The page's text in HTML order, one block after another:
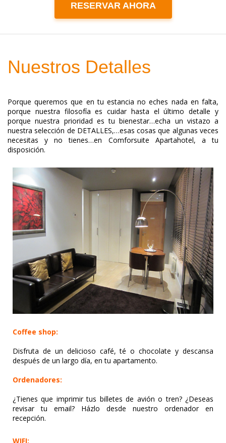
RESERVAR AHORA
Nuestros Detalles
Porque queremos que en tu estancia no eches nada en falta,
porque nuestra filosofía es cuidar hasta el último detalle y
porque nuestra prioridad es tu bienestar…echa un vistazo a
nuestra selección de DETALLES,…esas cosas que algunas veces
necesitas y no tienes…en Comforsuite Apartahotel, a tu
disposición.
Coffee shop:
Disfruta de un delicioso café, té o chocolate y descansa
después de un largo día, en tu apartamento.
Ordenadores:
¿Tienes que imprimir tus billetes de avión o tren? ¿Deseas
revisar tu email? Házlo desde nuestro ordenador en
recepción.
WIFI: